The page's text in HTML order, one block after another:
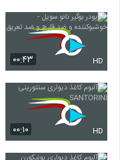
۰۰:۴۳ HD
۰۰:۱۰ HD